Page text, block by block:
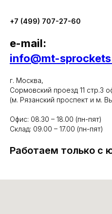
+7 (499) 707-27-60
e-mail:
info@mt-
г. Москва,
Сормовский проезд 11 стр.3
(м. Рязанский проспект и м.
Офис: 08.30 – 18.00 (пн-пят)
Склад: 09.00 – 17.00 (пн-пят)
Работаем только с